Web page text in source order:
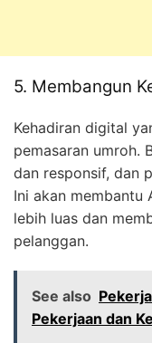
5. Membangun
Kehadiran digital
pemasaran umroh.
dan responsif, dan
Ini akan membantu
lebih luas dan
pelanggan.
See also
Pekerjaan dan